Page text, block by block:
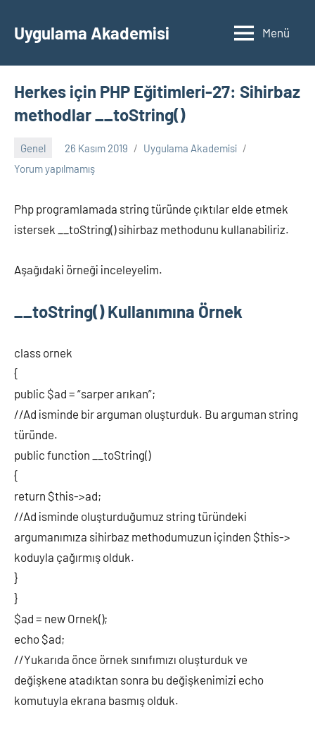
geçUygulama Akademisi Menü
Herkes için PHP Eğitimleri-27: Sihirbaz
methodlar __toString()
Genel 26 Kasım 2019
Uygulama Akademisi
Yorum yapılmamış
Php programlamada string türünde çıktılar elde etmek
istersek __toString() sihirbaz methodunu kullanabiliriz.
Aşağıdaki örneği inceleyelim.
__toString() Kullanımına Örnek
class ornek
{
public $ad = “sarper arıkan”;
//Ad isminde bir arguman oluşturduk. Bu arguman string
türünde.
public function __toString()
{
return $this->ad;
//Ad isminde oluşturduğumuz string türündeki
argumanımıza sihirbaz methodumuzun içinden $this->
koduyla çağırmış olduk.
}
}
$ad = new Ornek();
echo $ad;
//Yukarıda önce örnek sınıfımızı oluşturduk ve
değişkene atadıktan sonra bu değişkenimizi echo
komutuyla ekrana basmış olduk.